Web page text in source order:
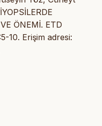
ÖNEMİ. ETD
10. Erişim adresi: